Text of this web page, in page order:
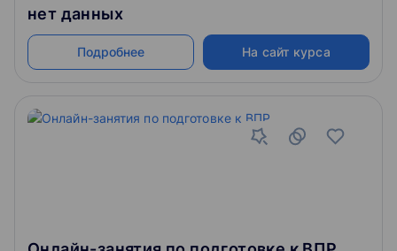
нет данных
Подробнее На сайт курса